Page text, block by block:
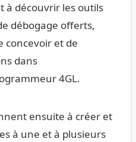
à découvrir les outils
débogage offerts,
concevoir et de
dans
4GL.
ensuite à créer et
à une et à plusieurs